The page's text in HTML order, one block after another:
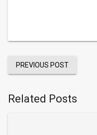
PREVIOUS POST
Related Posts